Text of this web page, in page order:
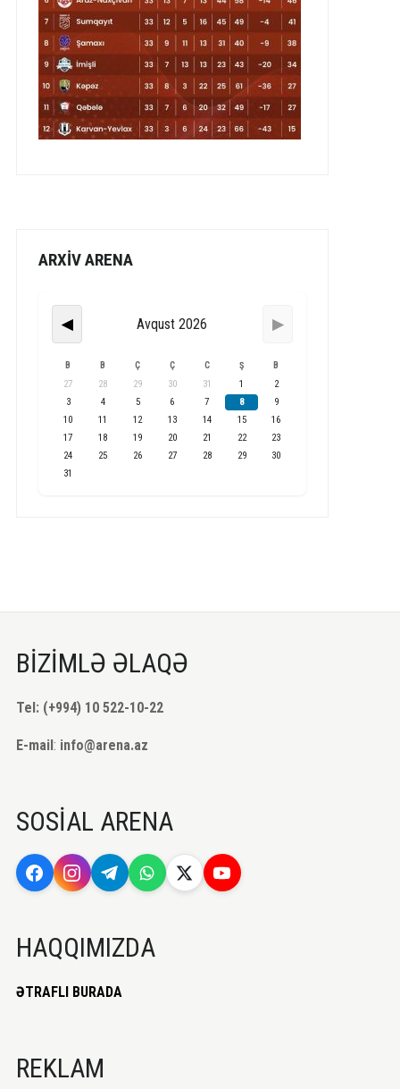
ARXİV ARENA
◀ Avqust 2026 ▶
B B Ç Ç C Ş B
27 28 29 30 31 1
2
3
4 5 6 7 8
9
10
11 12 13 14 15
16
17
18 19 20 21 22
23
24
25 26 27 28 29
30
31
BİZİMLƏ ƏLAQƏ
Tel: (+994) 10 522-10-22
E-mail: info@arena.az
SOSİAL ARENA
HAQQIMIZDA
ƏTRAFLI BURADA
REKLAM